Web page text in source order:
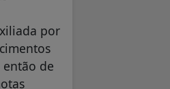
por
de